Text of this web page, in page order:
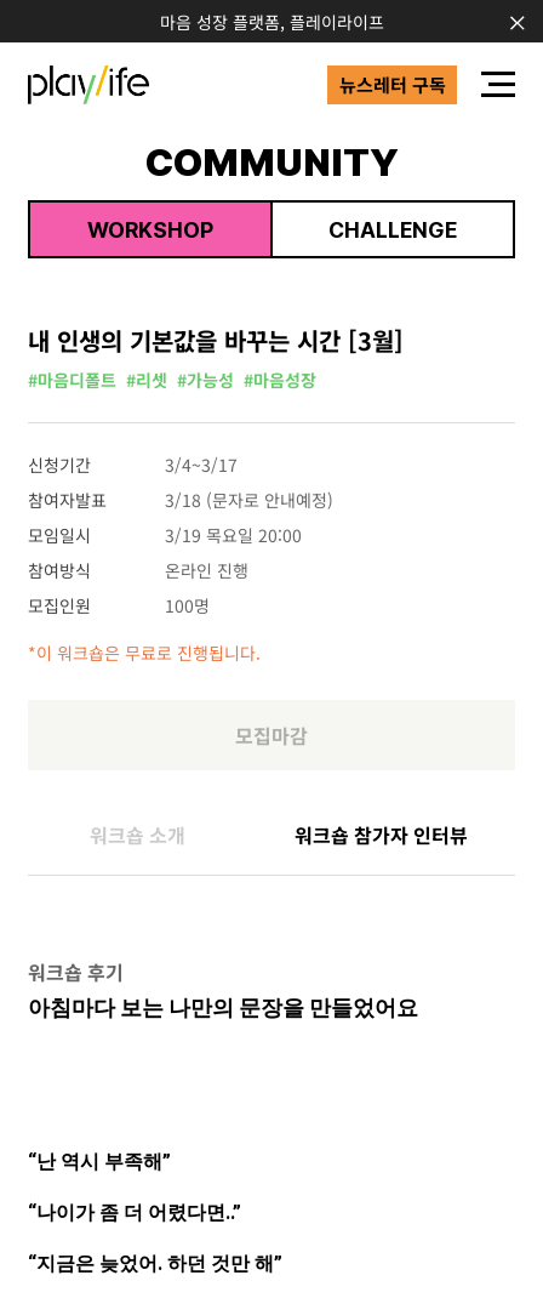
마음 성장 플랫폼, 플레이라이프
뉴스레터 구독
COMMUNITY
WORKSHOP CHALLENGE
내 인생의 기본값을 바꾸는 시간 [3월]
#마음디폴트 #리셋 #가능성 #마음성장
신청기간
3/4~3/17
참여자발표
3/18 (문자로 안내예정)
모임일시
3/19 목요일 20:00
참여방식
온라인 진행
모집인원
100명
*이 워크숍은 무료로 진행됩니다.
모집마감
워크숍 소개 워크숍 참가자 인터뷰
워크숍 후기
아침마다 보는 나만의 문장을 만들었어요
“난 역시 부족해”
“나이가 좀 더 어렸다면..”
“지금은 늦었어. 하던 것만 해”